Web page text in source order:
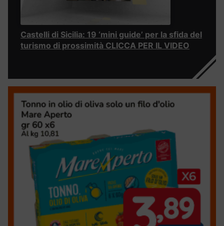
Castelli di Sicilia: 19 ‘mini guide’ per la sfida del
turismo di prossimità CLICCA PER IL VIDEO